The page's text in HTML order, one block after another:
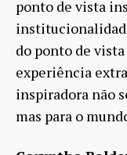
ponto de vista
do ponto de
experiência
inspiradora não
mas para o